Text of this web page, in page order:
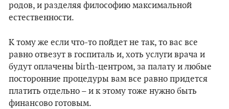
родов, и разделяя философию максимальной
естественности.
К тому же если что-то пойдет не так, то вас все
равно отвезут в госпиталь и, хоть услуги врача и
будут оплачены birth-центром, за палату и любые
посторонние процедуры вам все равно придется
платить отдельно – и к этому тоже нужно быть
финансово готовым.